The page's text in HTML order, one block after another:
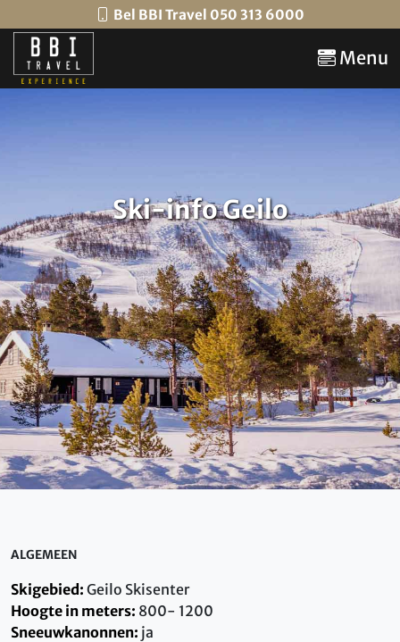
Bel BBI Travel 050 313 6000
Menu
Ski-info Geilo
ALGEMEEN
Skigebied: Geilo Skisenter
Hoogte in meters: 800- 1200
Sneeuwkanonnen: ja